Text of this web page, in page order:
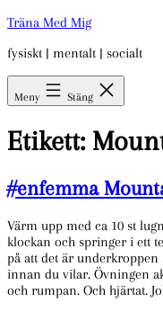
Hoppa
innehåll
Träna Med Mig
fysiskt | mentalt | socialt
Meny Stäng
Etikett:
#enfemma
Värm upp med ca 10 st
klockan och springer i ett
på att det är underkroppen
innan du vilar. Övningen
och rumpan. Och hjärtat.